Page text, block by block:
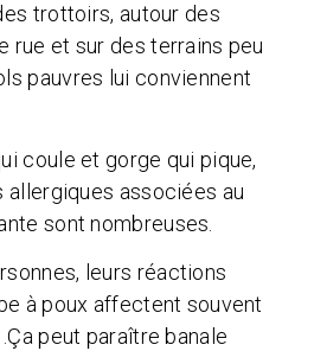
trottoirs, autour des
rue et sur des terrains peu
pauvres lui conviennent
coule et gorge qui pique,
allergiques associées au
sont nombreuses.
leurs réactions
à poux affectent souvent
peut paraître banale